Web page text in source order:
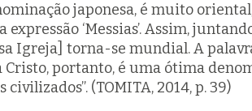
japonesa, é muito
expressão ‘Messias’. Assim,
Igreja] torna-se mundial. A
Cristo, portanto, é uma ótima
civilizados”. (TOMITA, 2014, p. 39)